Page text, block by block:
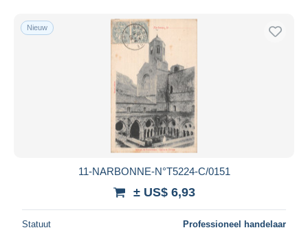
Toepassen
Nieuw
11-NARBONNE-N°T5224-C/0151
± US$ 6,93
Statuut Professioneel handelaar